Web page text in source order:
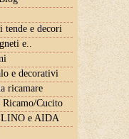
tende e decori
e..
e decorativi
ricamare
Ricamo/Cucito
e AIDA